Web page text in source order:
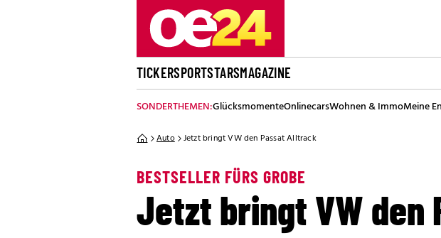
TICKERSPORTSTARSMAGAZINE
SONDERTHEMEN:GlücksmomenteOnlinecarsWohnen & ImmoMeine
Auto Jetzt bringt VW den Passat Alltrack
BESTSELLER FÜRS GROBE
Jetzt bringt VW